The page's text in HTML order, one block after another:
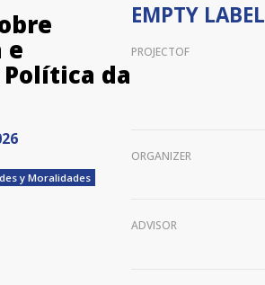
e
da
y Moralidades
EMPTY LABEL
PROJECTOF
ORGANIZER
ADVISOR